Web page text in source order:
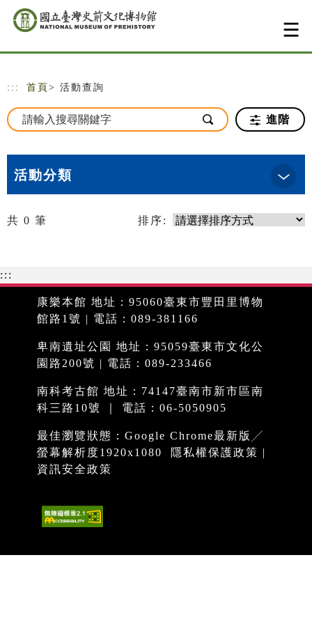
跳到主要內容
網站導覽
::: 首頁 > 活動查詢
進階
活動分類
共 0 筆 排序:
:::
康樂本館 地址：95060臺東市豐田里博物
館路1號 | 電話：089-381166
卑南遺址公園 地址：95059臺東市文化公
園路200號 | 電話：089-233466
南科考古館 地址：74147臺南市新市區南
科三路10號 ｜ 電話：06-5050905
最佳瀏覽狀態：Google Chrome最新版╱
螢幕解析度1920x1080
隱私權保護政策 |
資訊安全政策